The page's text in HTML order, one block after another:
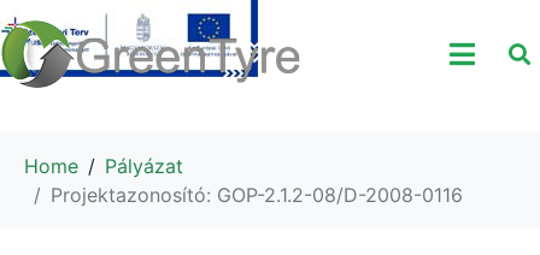
Home
Pályázat
Projektazonosító: GOP-2.1.2-08/D-2008-0116